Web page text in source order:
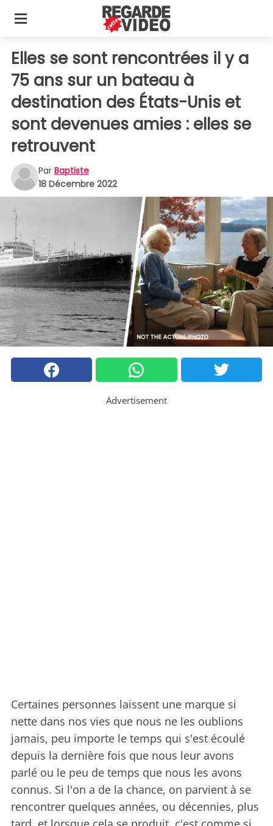
Elles se sont rencontrées il y a
75 ans sur un bateau à
destination des États-Unis et
sont devenues amies : elles se
retrouvent
Par Baptiste
18 Décembre 2022
Advertisement
Certaines personnes laissent une marque si
nette dans nos vies que nous ne les oublions
jamais, peu importe le temps qui s'est écoulé
depuis la dernière fois que nous leur avons
parlé ou le peu de temps que nous les avons
connus. Si l'on a de la chance, on parvient à se
rencontrer quelques années, ou décennies, plus